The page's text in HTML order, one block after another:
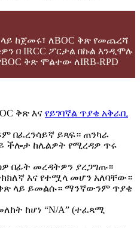
ከጀመሩ፣ ለBOC ቅጽ የመጨረሻ
በ IRCC ፖርታል በኩል እንዲሞሉ
ቅጽ ሞልተው ለIRB-RPD
ቅጽ እና የይገባኛል ጥያቄ አቅራቢ
በፈረንሳይኛ ይጻፍ። ጠንካራ
ችሎታ ከሌልዎት የሚረዳዎ ጥሩ
በፊት መረዳትዎን ያረጋግጡ።
እና የተሟላ መሆን አለባቸው።
ላይ ይመልሱ። ማንኛውንም ጥያቄ
ከሆነ “N/A” (ተፈጻሚ